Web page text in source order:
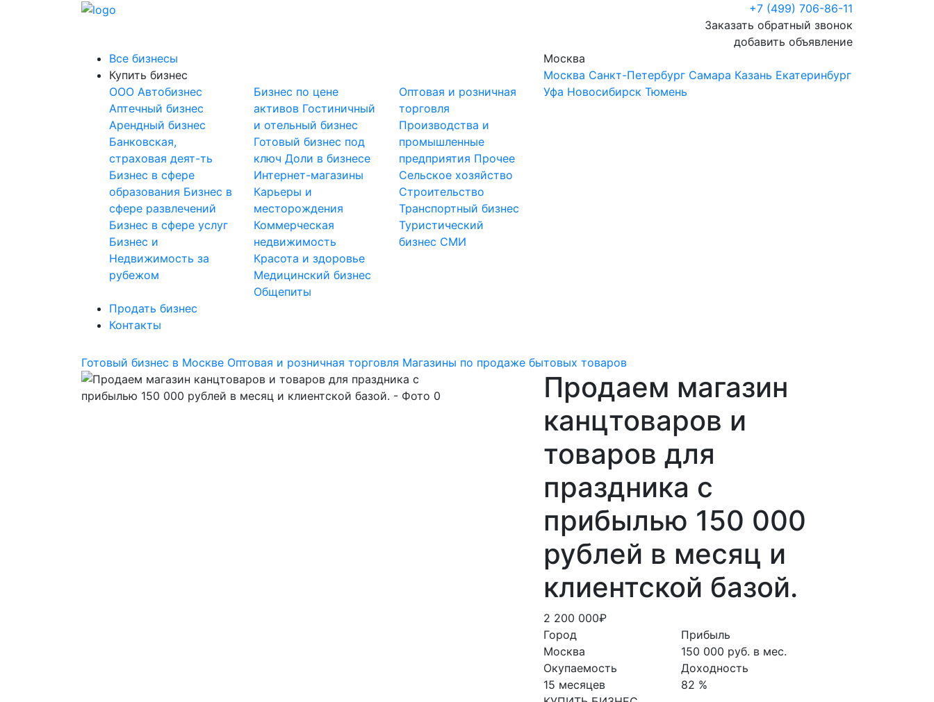
+7 (499) 706-86-11
Заказать обратный звонок
добавить объявление
Все бизнесы
Купить бизнес
OOO Автобизнес
Аптечный бизнес
Арендный бизнес
Банковская,
страховая деят-ть
Бизнес в сфере
образования Бизнес в
сфере развлечений
Бизнес в сфере услуг
Бизнес и
Недвижимость за
рубежом
Бизнес по цене
активов Гостиничный
и отельный бизнес
Готовый бизнес под
ключДоли в бизнесе
Интернет-магазины
Карьеры и
месторождения
Коммерческая
недвижимость
Красота и здоровье
Медицинский бизнес
Общепиты
Оптовая и розничная
торговля
Производства и
промышленные
предприятия Прочее
Сельское хозяйство
Строительство
Транспортный бизнес
Туристический
бизнес СМИ
Продать бизнес
Контакты
Москва
Москва Санкт-Петербург Самара Казань Екатеринбург
Уфа Новосибирск Тюмень
Готовый бизнес в Москве Оптовая и розничная торговля Магазины по продаже бытовых товаров
Продаем магазин
канцтоваров и
товаров для
праздника с
прибылью 150 000
рублей в месяц и
клиентской базой.
2 200 000₽
Город
Москва
Окупаемость
15 месяцев
Прибыль
150 000 руб. в мес.
Доходность
82 %